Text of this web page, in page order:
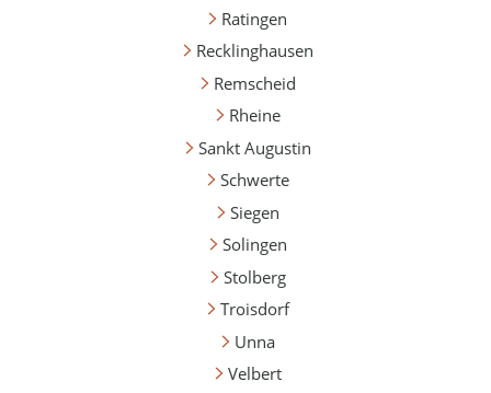
Ratingen
Recklinghausen
Remscheid
Rheine
Sankt Augustin
Schwerte
Siegen
Solingen
Stolberg
Troisdorf
Unna
Velbert